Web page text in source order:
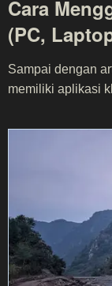
Cara
(PC,
Sampai dengan
memiliki aplikasi